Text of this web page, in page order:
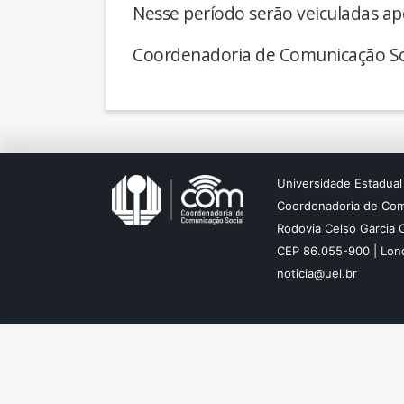
Nesse período serão veiculadas
Coordenadoria de Comunicação
Universidade
Coordenadoria de
Rodovia Celso Garcia
CEP 86.055-900 |
noticia@uel.br